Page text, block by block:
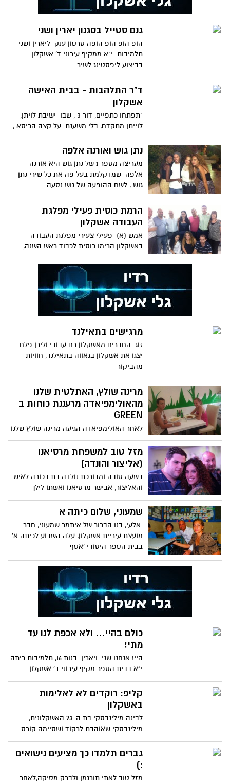
גנם סטייל בסגנון יארין ושני
הופ הופ הופ הופה סרטון ענק ליארין ושני
תלמידות י"א ממקיף עירוני ד' אשקלון
בביצוע ליפסטינג לשיר
ד"ר התלהבות - בבית האישה
אשקלון
"תפתחו כתפיים, דור 3 , שבו ישיבת לויתן,
לוייתן מתקדם, בלי משענת על קצה הכיסא ,
תנשמו נשימה עמוקה
נתן גוש ואורנה אלפה
מעריצה מספר 1 של נתן גוש היא אורנה
אלפה שמדקלמת בעל פה את כל שירי נתן
גוש , לשם ההופעה של גוש נסעה
הרמת כוסית פעילי מפלגת
העבודה אשקלון
אמש (א) פעילי צעירי מפלגת העבודה
באשקלון הרימו כוסית לכבוד ראש השנה,
מארגן המפגש יובל אבני יו"ר
מרגישים בתאילנד
זוג החברים מאשקלון רם עבודי ולירן פלח
יצגו את אשקלון בגאווה בתאילנד, חוויות
מהביקור
מרינה שולץ, האתלטית שלנו
מהאולימפיאדה מרעננת כוחות ב
GREEN‏
לאחר האולימפיאדה הגיעה מרינה שולץ שלנו
(האשקלונים) לרענן כוחות ולבלות ב GREEN
עם החבר. מרינה
מזל טוב למשפחת מרסיאנו
(אליצור והונדה)
בשעה טובה ומבורכת נולדה בת בכורה לאיש
והאליצור, אבישר מרסיאנו ואשתו לילך
מסוכנות הונדה. עכשיו עושים
שמעוני, שלום כיתה א
אלעי, בנו הבכור של איתמר שמעוני, חבר
מועצת עיריית אשקלון, עלה השבוע לכיתה א'
בבית הספר היסודי 'אסף
כולם בהיי... ולא אכפת לנו עד
מתי!
היי! אנחנו שני ויארין בנות 16, תלמידות כיתה
י"א בבית הספר מקיף עירוני ד' אשקלון.
האמת שזה התחיל
קליפ: רוקדים לא לאלימות
באשקלון
לבינה מילינבסקי בת ה-23 האשקלונית,
מילינבסקי שאוהבת לרקוד ושסיימה קורס
מדריכי ריקוד לילדים לומדת
גברים תלמדו כך מציעים נישואים
:)
מזל טוב לאתי תורגמן ולברק מסיקה,לאחר